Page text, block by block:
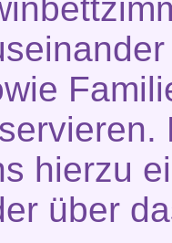
hierzu
über